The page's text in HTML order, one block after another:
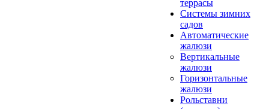
террасы
Системы зимних
садов
Автоматические
жалюзи
Вертикальные
жалюзи
Горизонтальные
жалюзи
Рольставни